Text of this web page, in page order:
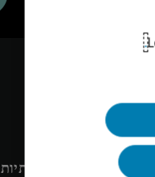
ברשתות החברתיות